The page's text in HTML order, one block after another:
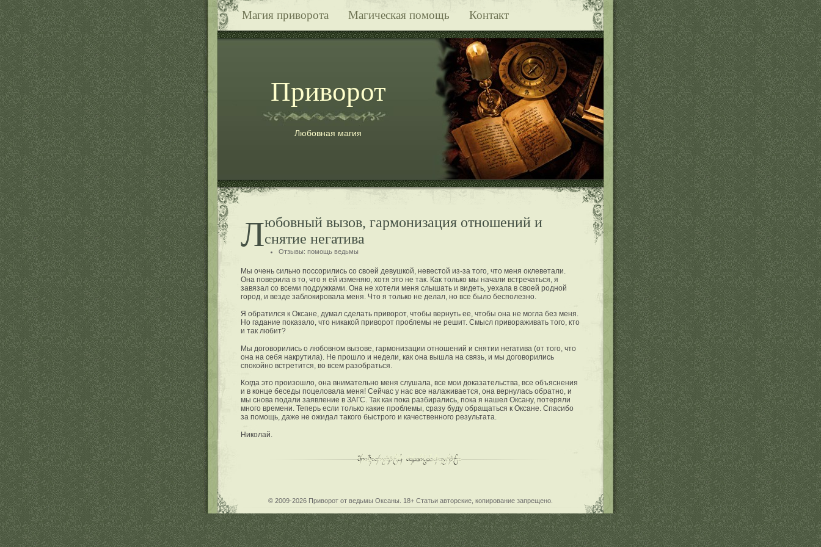
Магия приворота Магическая помощь Контакт
Приворот
Любовная магия
Любовный вызов, гармонизация отношений иснятие негатива
Отзывы: помощь ведьмы
Мы очень сильно поссорились со своей девушкой, невестой из-за того, что меня оклеветали.
Она поверила в то, что я ей изменяю, хотя это не так. Как только мы начали встречаться, я
завязал со всеми подружками. Она не хотели меня слышать и видеть, уехала в своей родной
город, и везде заблокировала меня. Что я только не делал, но все было бесполезно.
Я обратился к Оксане, думал сделать приворот, чтобы вернуть ее, чтобы она не могла без меня.
Но гадание показало, что никакой приворот проблемы не решит. Смысл привораживать того, кто
и так любит?
Мы договорились о любовном вызове, гармонизации отношений и снятии негатива (от того, что
она на себя накрутила). Не прошло и недели, как она вышла на связь, и мы договорились
спокойно встретится, во всем разобраться.
Когда это произошло, она внимательно меня слушала, все мои доказательства, все объяснения
и в конце беседы поцеловала меня! Сейчас у нас все налаживается, она вернулась обратно, и
мы снова подали заявление в ЗАГС. Так как пока разбирались, пока я нашел Оксану, потеряли
много времени. Теперь если только какие проблемы, сразу буду обращаться к Оксане. Спасибо
за помощь, даже не ожидал такого быстрого и качественного результата.
Николай.
© 2009-2026 Приворот от ведьмы Оксаны . 18+ Статьи авторские, копирование запрещено.